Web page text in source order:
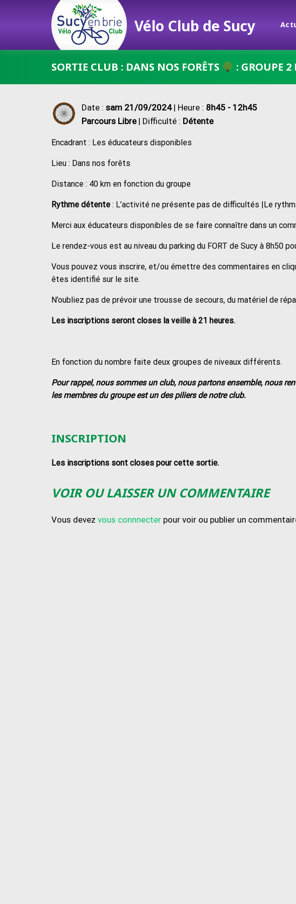
Vélo Club de Sucy
SORTIE CLUB : DANS NOS FORÊTS : GROUPE
Date : sam 21/09/2024| Heure : 8h45 - 12h45
Parcours Libre| Difficulté : Détente
Encadrant : Les éducateurs disponibles
Lieu : Dans nos forêts
Distance : 40 km en fonction du groupe
Rythme détente : L’activité ne présente pas de difficultés |Le
Merci aux éducateurs disponibles de se faire connaître dans un
Le rendez-vous est au niveau du parking du FORT de Sucy à 8h50
Vous pouvez vous inscrire, et/ou émettre des commentaires en
êtes identifié sur le site.
N’oubliez pas de prévoir une trousse de secours, du matériel de
Les inscriptions seront closes la veille à 21 heures.
En fonction du nombre faite deux groupes de niveaux différents.
Pour rappel, nous sommes un club, nous partons ensemble, nous
les membres du groupe est un des piliers de notre club.
INSCRIPTION
Les inscriptions sont closes pour cette sortie.
VOIR OU LAISSER UN COMMENTAIRE
Vous devez vous connnecter pour voir ou publier un